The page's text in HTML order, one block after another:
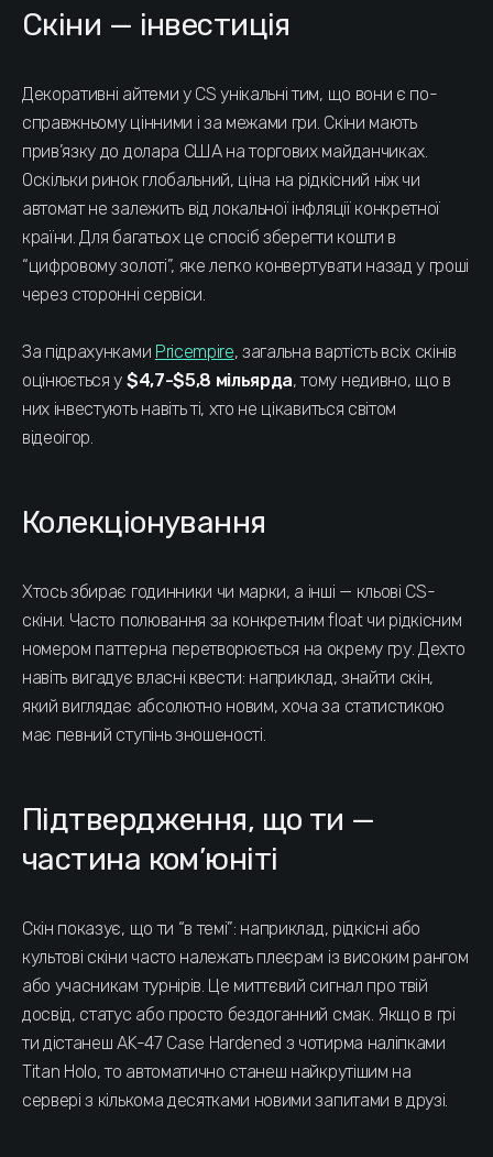
Скіни — інвестиція
Декоративні айтеми у CS унікальні тим, що вони є по-
справжньому цінними і за межами гри. Скіни мають
прив’язку до долара США на торгових майданчиках.
Оскільки ринок глобальний, ціна на рідкісний ніж чи
автомат не залежить від локальної інфляції конкретної
країни. Для багатьох це спосіб зберегти кошти в
“цифровому золоті”, яке легко конвертувати назад у гроші
через сторонні сервіси.
За підрахунками Pricempire, загальна вартість всіх скінів
оцінюється у $4,7-$5,8 мільярда, тому недивно, що в
них інвестують навіть ті, хто не цікавиться світом
відеоігор.
Колекціонування
Хтось збирає годинники чи марки, а інші — кльові CS-
скіни. Часто полювання за конкретним float чи рідкісним
номером паттерна перетворюється на окрему гру. Дехто
навіть вигадує власні квести: наприклад, знайти скін,
який виглядає абсолютно новим, хоча за статистикою
має певний ступінь зношеності.
Підтвердження, що ти —
частина ком’юніті
Скін показує, що ти “в темі”: наприклад, рідкісні або
культові скіни часто належать плеєрам із високим рангом
або учасникам турнірів. Це миттєвий сигнал про твій
досвід, статус або просто бездоганний смак. Якщо в грі
ти дістанеш AK-47 Case Hardened з чотирма наліпками
Titan Holo, то автоматично станеш найкрутішим на
сервері з кількома десятками новими запитами в друзі.